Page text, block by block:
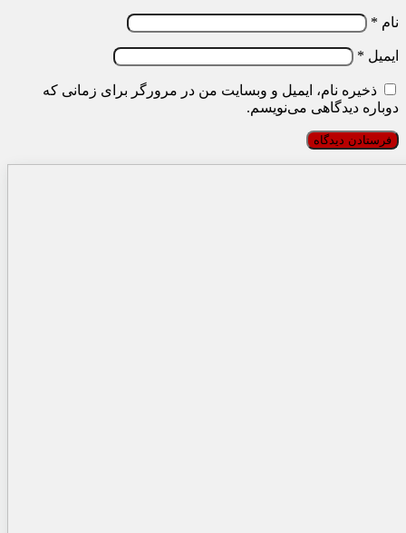
نام *
ایمیل *
ذخیره نام، ایمیل و وبسایت من در مرورگر برای زمانی که
دوباره دیدگاهی می‌نویسم.